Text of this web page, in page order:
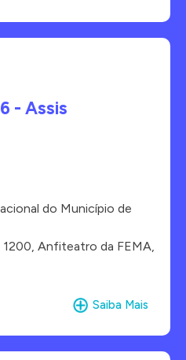
- Assis
do Município de
Anfiteatro da FEMA,
Saiba Mais